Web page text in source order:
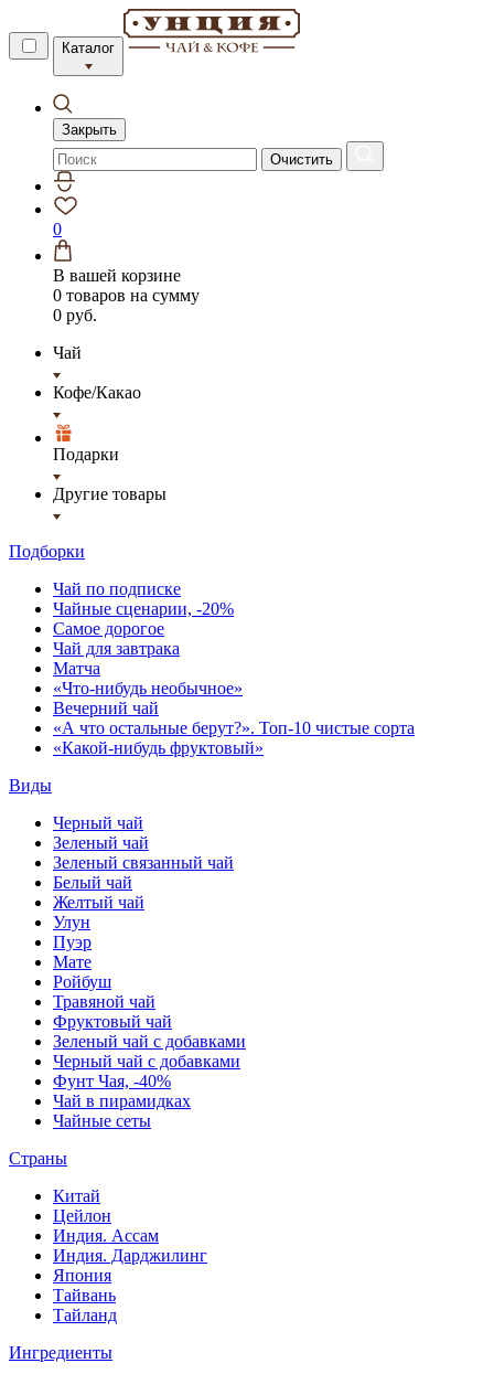
Каталог
Закрыть
Очистить
0
В вашей корзине
0 товаров на сумму
0 руб.
Чай
Кофе/Какао
Подарки
Другие товары
Подборки
Чай по подписке
Чайные сценарии, -20%
Самое дорогое
Чай для завтрака
Матча
«Что-нибудь необычное»
Вечерний чай
«А что остальные берут?». Топ-10 чистые сорта
«Какой-нибудь фруктовый»
Виды
Черный чай
Зеленый чай
Зеленый связанный чай
Белый чай
Желтый чай
Улун
Пуэр
Мате
Ройбуш
Травяной чай
Фруктовый чай
Зеленый чай с добавками
Черный чай с добавками
Фунт Чая, -40%
Чай в пирамидках
Чайные сеты
Страны
Китай
Цейлон
Индия. Ассам
Индия. Дарджилинг
Япония
Тайвань
Тайланд
Ингредиенты